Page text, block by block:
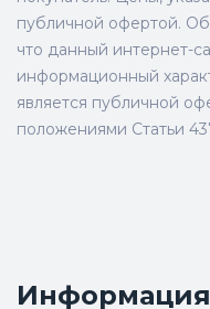
публичной офертой.
что данный интернет-
информационный
является публичной
положениями Статьи
Информация